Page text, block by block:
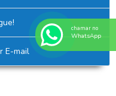
AZUL!
CUSTA CARO
E-mail
chamar no
WhatsApp